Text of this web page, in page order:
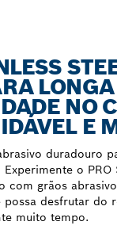
LONGA
NO
E
duradouro
o PRO
com grãos
desfrutar do
muito tempo.